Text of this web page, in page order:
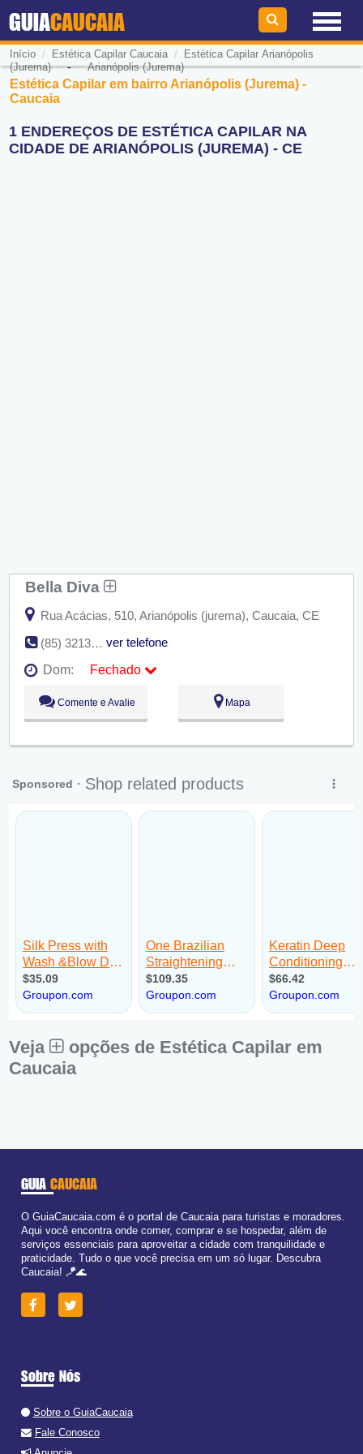
GUIACAUCAIA
Início / Estética Capilar Caucaia/
Estética Capilar Arianópolis
(Jurema)-Arianópolis (Jurema)
Estética Capilar em bairro Arianópolis (Jurema) -
Caucaia
1 ENDEREÇOS DE ESTÉTICA CAPILAR NA
CIDADE DE ARIANÓPOLIS (JUREMA) - CE
Bella Diva
Rua Acácias, 510, Arianópolis (jurema), Caucaia, CE
(85) 3213-1475
ver telefone
Dom:
Fechado
Seg:
Ter:
09:00 - 18:00
Qua:
09:00 - 18:00
Sex:
09:00 - 18:00
Dom:
Fechado
Comente e Avalie Mapa
Veja
opções de Estética Capilar em
Caucaia
GUIA CAUCAIA
O GuiaCaucaia.com é o portal de Caucaia para turistas e moradores.
Aqui você encontra onde comer, comprar e se hospedar, além de
serviços essenciais para aproveitar a cidade com tranquilidade e
praticidade. Tudo o que você precisa em um só lugar. Descubra
Caucaia! 🪁🌊
Sobre Nós
Sobre o GuiaCaucaia
Fale Conosco